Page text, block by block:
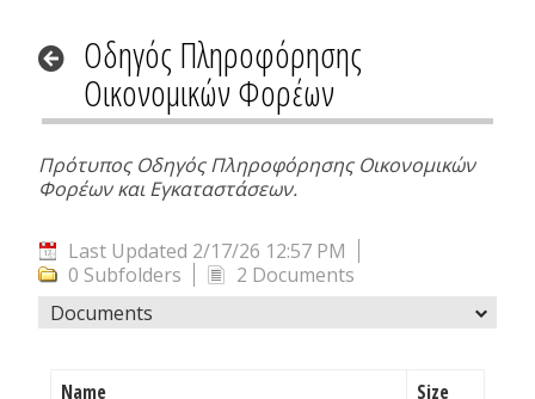
Οδηγός Πληροφόρησης
Οικονομικών Φορέων
Πρότυπος Οδηγός Πληροφόρησης Οικονομικών
Φορέων και Εγκαταστάσεων.
Last Updated 2/17/26 12:57 PM
0 Subfolders
2 Documents
Documents
Name Size